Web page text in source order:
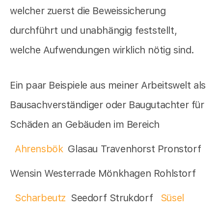
welcher zuerst die Beweissicherung
durchführt und unabhängig feststellt,
welche Aufwendungen wirklich nötig sind.
Ein paar Beispiele aus meiner Arbeitswelt als
Bausachverständiger oder Baugutachter für
Schäden an Gebäuden im Bereich
Ahrensbök Glasau Travenhorst Pronstorf
Wensin Westerrade Mönkhagen Rohlstorf
Scharbeutz Seedorf Strukdorf Süsel